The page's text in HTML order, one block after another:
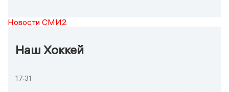
Новости СМИ2
Наш Хоккей
17:31